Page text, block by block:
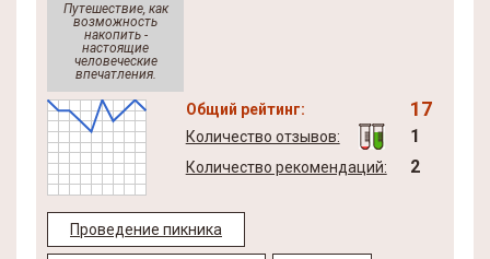
Путешествие, как
возможность
накопить -
настоящие
человеческие
впечатления.
Общий рейтинг: 17
Количество отзывов: 1
Количество рекомендаций: 2
Проведение пикника